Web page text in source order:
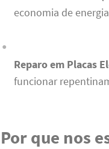
economia de
Reparo em Placas
funcionar
Por que nos